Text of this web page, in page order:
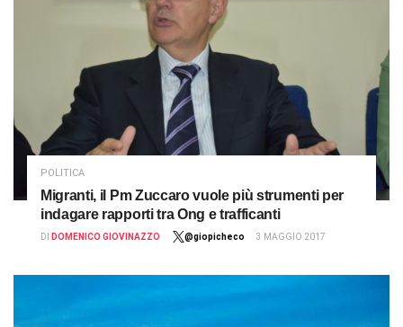
POLITICA
Migranti, il Pm Zuccaro vuole più strumenti per
indagare rapporti tra Ong e trafficanti
DI DOMENICO GIOVINAZZO @giopicheco 3 MAGGIO 2017